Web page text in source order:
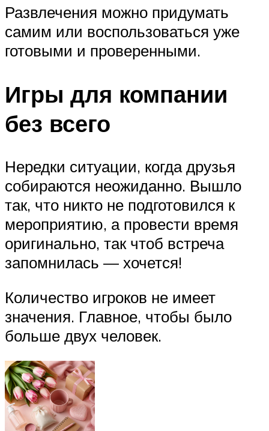
Развлечения можно придумать
самим или воспользоваться уже
готовыми и проверенными.
Игры для компании
без всего
Нередки ситуации, когда друзья
собираются неожиданно. Вышло
так, что никто не подготовился к
мероприятию, а провести время
оригинально, так чтоб встреча
запомнилась — хочется!
Количество игроков не имеет
значения. Главное, чтобы было
больше двух человек.